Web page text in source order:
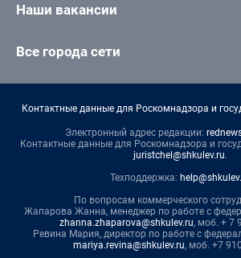
Наши вакансии
Все города сети
Контактные данные для Роскомнадзора и
Электронный адрес редакции:
Контактные данные для Роскомнадзора и
juristchel@shkulev.ru.
Техподдержка:
По вопросам коммерческого
Жапарова Жанна, менеджер по работе с
zhanna.zhaparova@shkulev.ru, моб. + 7
Ревина Мария, директор по работе с
mariya.revina@shkulev.ru, моб. +7